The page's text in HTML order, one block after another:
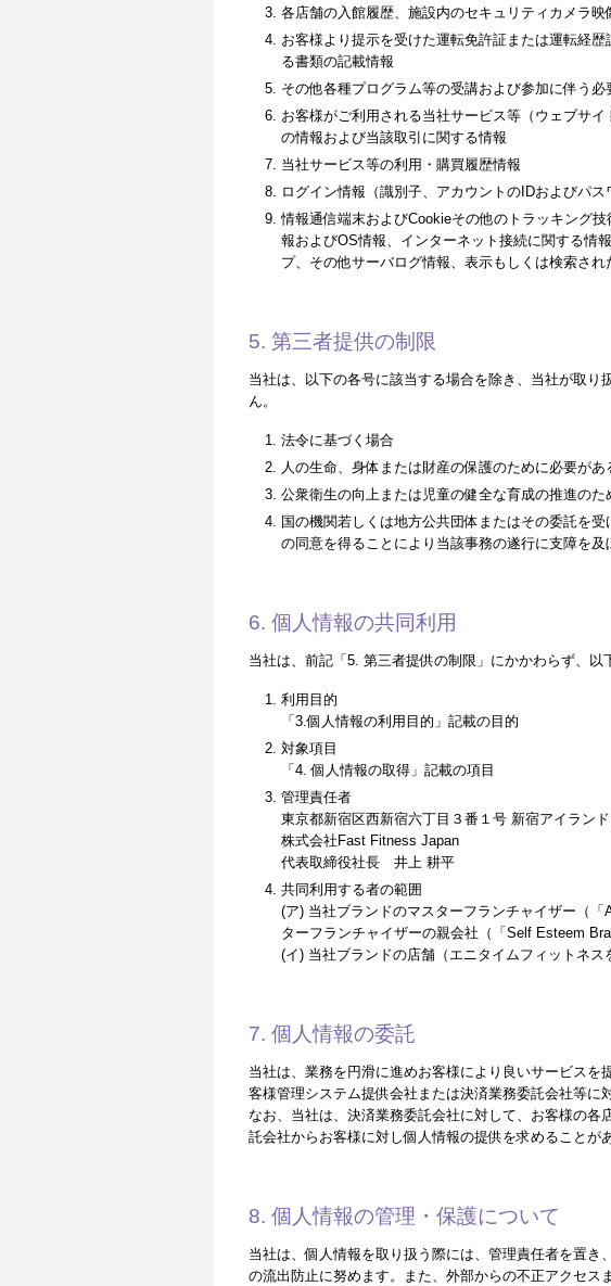
各店舗の入館履歴、施設内のセキュリティカメラ映
お客様より提示を受けた運転免許証または運転経
る書類の記載情報
その他各種プログラム等の受講および参加に伴う必
お客様がご利用される当社サービス等（ウェブサ
の情報および当該取引に関する情報
当社サービス等の利用・購買履歴情報
ログイン情報（識別子、アカウントのIDおよびパ
情報通信端末およびCookieその他のトラッキング
報およびOS情報、インターネット接続に関する情
プ、その他サーバログ情報、表示もしくは検索さ
5. 第三者提供の制限
当社は、以下の各号に該当する場合を除き、当社が取
ん。
法令に基づく場合
人の生命、身体または財産の保護のために必要が
公衆衛生の向上または児童の健全な育成の推進の
国の機関若しくは地方公共団体またはその委託を
の同意を得ることにより当該事務の遂行に支障を及
6. 個人情報の共同利用
当社は、前記「5. 第三者提供の制限」にかかわらず、以
利用目的
「3.個人情報の利用目的」記載の目的
対象項目
「4. 個人情報の取得」記載の項目
管理責任者
東京都新宿区西新宿六丁目３番１号 新宿アイラン
株式会社Fast Fitness Japan
代表取締役社長 井上 耕平
共同利用する者の範囲
(ア) 当社ブランドのマスターフランチャイザー（
ターフランチャイザーの親会社（「Self Esteem
(イ) 当社ブランドの店舗（エニタイムフィットネ
7. 個人情報の委託
当社は、業務を円滑に進めお客様により良いサービス
客様管理システム提供会社または決済業務委託会社等に
なお、当社は、決済業務委託会社に対して、お客様の
託会社からお客様に対し個人情報の提供を求めることが
8. 個人情報の管理・保護について
当社は、個人情報を取り扱う際には、管理責任者を置
の流出防止に努めます。また、外部からの不正アクセス